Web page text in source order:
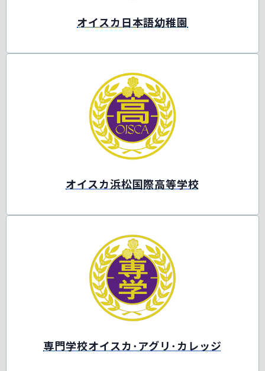
オイスカ日本語幼稚園
オイスカ浜松国際高等学校
専門学校オイスカ･アグリ･カレッジ